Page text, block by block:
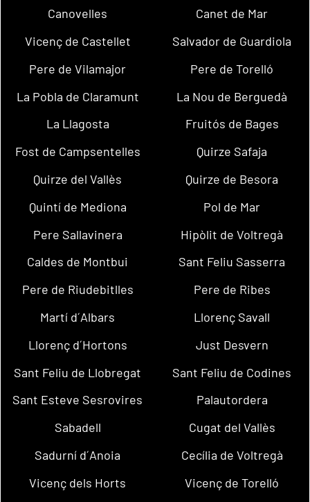
Canovelles
Canet de Mar
Vicenç de Castellet
Salvador de Guardiola
Pere de Vilamajor
Pere de Torelló
La Pobla de Claramunt
La Nou de Berguedà
La Llagosta
Fruitós de Bages
Fost de Campsentelles
Quirze Safaja
Quirze del Vallès
Quirze de Besora
Quintí de Mediona
Pol de Mar
Pere Sallavinera
Hipòlit de Voltregà
Caldes de Montbui
Sant Feliu Sasserra
Pere de Riudebitlles
Pere de Ribes
Martí d´Albars
Llorenç Savall
Llorenç d´Hortons
Just Desvern
Sant Feliu de Llobregat
Sant Feliu de Codines
Sant Esteve Sesrovires
Palautordera
Sabadell
Cugat del Vallès
Sadurní d´Anoia
Cecília de Voltregà
Vicenç dels Horts
Vicenç de Torelló